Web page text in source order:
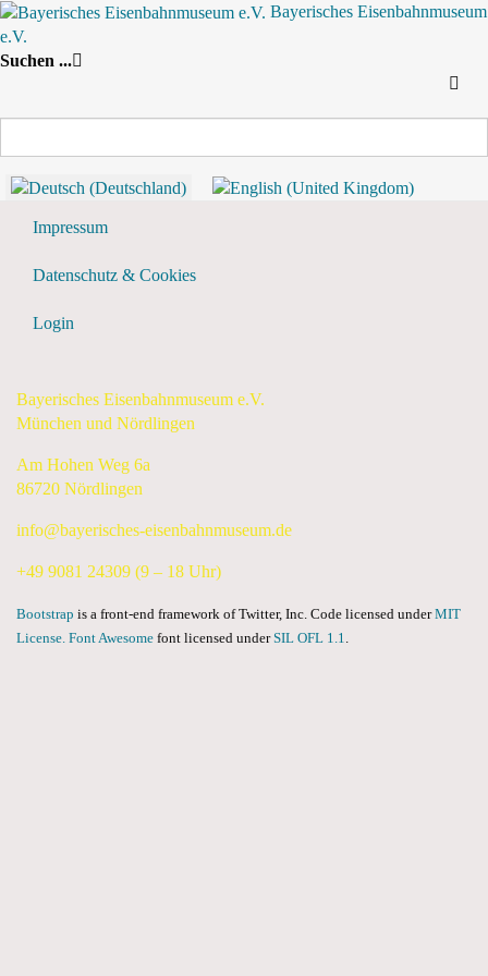
Bayerisches Eisenbahnmuseum
e.V.
Suchen ...Nach Jahr
Flyer & Downloads
Impressum
Datenschutz & Cookies
Login
Bayerisches Eisenbahnmuseum e.V.
München und Nördlingen
Am Hohen Weg 6a
86720 Nördlingen
info@bayerisches-eisenbahnmuseum.de
+49 9081 24309 (9 – 18 Uhr)
Bootstrap is a front-end framework of Twitter, Inc. Code licensed underMIT
License. Font Awesome font licensed underSIL OFL 1.1.